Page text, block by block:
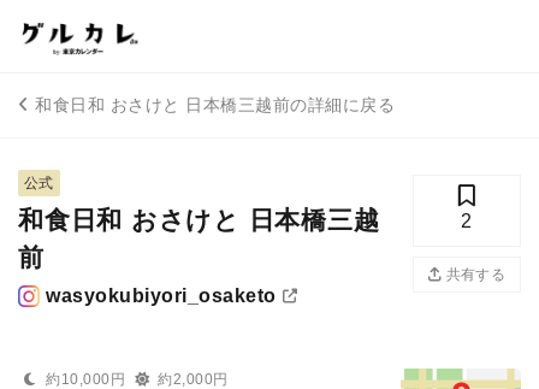
和食日和 おさけと 日本橋三越前の詳細に戻る
公式
和食日和 おさけと 日本橋三越
前
wasyokubiyori_osaketo
2
共有する
約10,000円
約2,000円